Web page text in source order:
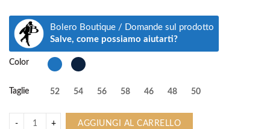
Bolero Boutique / Domande sul prodotto
Salve, come possiamo aiutarti?
Color
Taglie 52 54 56 58 46 48 50
AGGIUNGI AL CARRELLO